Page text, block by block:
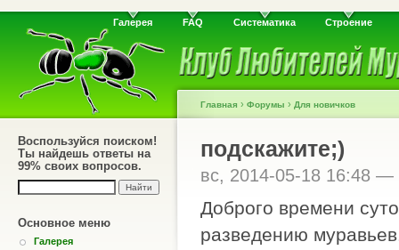
Галерея FAQ Систематика Строение
Воспользуйся поиском!
Ты найдешь ответы на
99% своих вопросов.
Основное меню
Галерея
Главная › Форумы › Для новичков
подскажите;)
вс, 2014-05-18 16:48 —
Доброго времени
разведению